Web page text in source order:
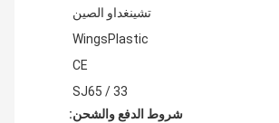
تشينغداو الصين
WingsPlastic
CE
SJ65 / 33
شروط الدفع والشحن: